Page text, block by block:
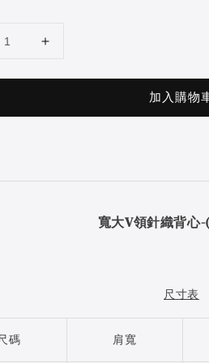
加入購物
寬大V領針織背心
尺寸表
碼 肩寬